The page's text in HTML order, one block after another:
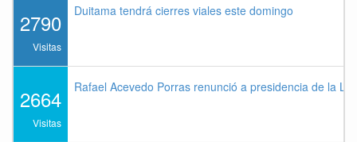
2790
Visitas
Duitama tendrá cierres viales este domingo
2664
Visitas
Rafael Acevedo Porras renunció a presidencia de la